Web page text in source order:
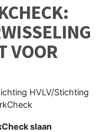
VOOR
HVLV/Stichting
slaan